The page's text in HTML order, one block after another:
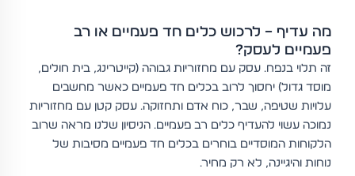
מה עדיף – לרכוש כלים חד פעמיים או רב
פעמיים לעסק?
זה תלוי בנפח. עסק עם מחזוריות גבוהה (קייטרינג, בית חולים,
מוסד גדול) יחסוך לרוב בכלים חד פעמיים כאשר מחשבים
עלויות שטיפה, שבר, כוח אדם ותחזוקה. עסק קטן עם מחזוריות
נמוכה עשוי להעדיף כלים רב פעמיים. הניסיון שלנו מראה שרוב
הלקוחות המוסדיים בוחרים בכלים חד פעמיים מסיבות של
נוחות והיגיינה, לא רק מחיר.